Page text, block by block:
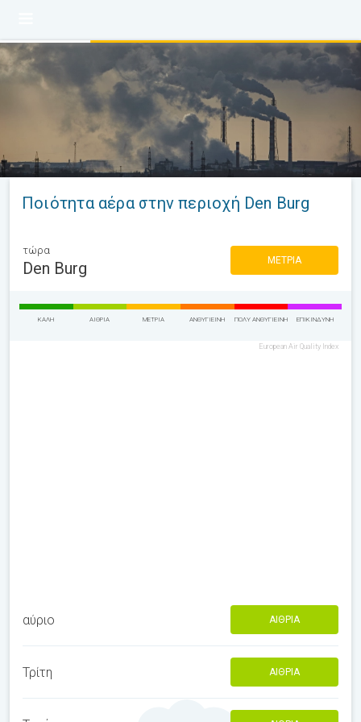
Ποιότητα αέρα στην περιοχή Den Burg
τώρα
Den Burg ΜΈΤΡΙΑ
ΚΑΛΉ ΑΊΘΡΙΑ ΜΈΤΡΙΑ ΑΝΘΥΓΙΕΙΝΉ ΠΟΛΎ ΑΝΘΥΓΙΕΙΝΉ ΕΠΙΚΊΝΔΥΝΗ
European Air Quality Index
αύριο ΑΊΘΡΙΑ
Τρίτη ΑΊΘΡΙΑ